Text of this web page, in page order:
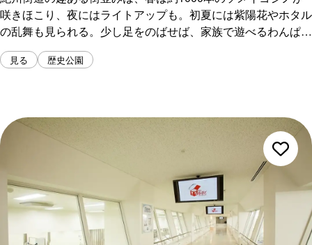
咲きほこり、夜にはライトアップも。初夏には紫陽花やホタル
の乱舞も見られる。少し足をのばせば、家族で遊べるわんぱく
王国や、日本遺産「葛城修験」の第４番経塚の推定地である
「さくら地蔵」もご覧いただけます（山中関所跡碑横の石碑を
見る 歴史公園